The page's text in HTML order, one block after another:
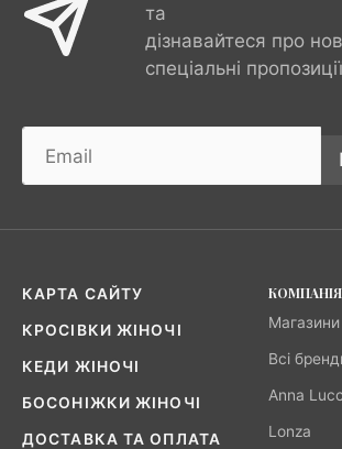
та
дізнавайтеся про
спеціальні
КАРТА САЙТУ
КРОСІВКИ ЖІНОЧІ
КЕДИ ЖІНОЧІ
БОСОНІЖКИ ЖІНОЧІ
ДОСТАВКА ТА ОПЛАТА
КОМПАНІЯ
Магазини
Всі
Anna
Lonza